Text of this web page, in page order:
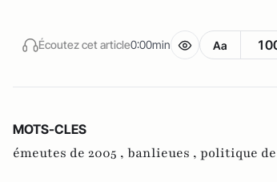
Écoutez cet article0:00min Aa
MOTS-CLES
émeutes de 2005 , banlieues , politique